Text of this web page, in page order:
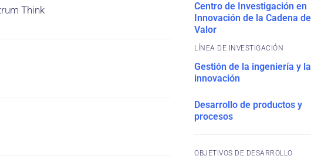
Think
Centro de Investigación en
Innovación de la Cadena de
Valor
Gestión de la ingeniería y la
innovación
Desarrollo de productos y
procesos
OBJETIVOS DE DESARROLLO